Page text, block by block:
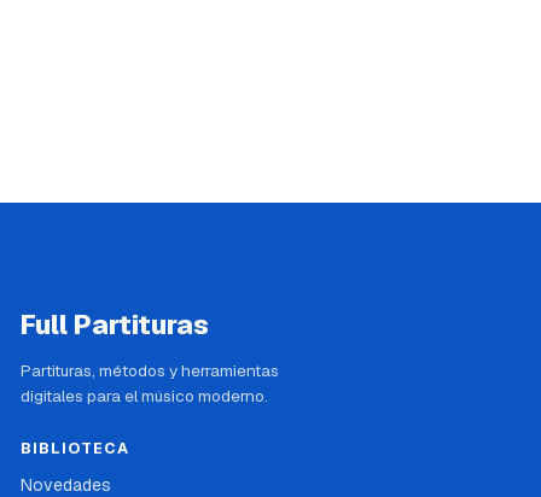
Full Partituras
Partituras, métodos y herramientas
digitales para el músico moderno.
BIBLIOTECA
Novedades